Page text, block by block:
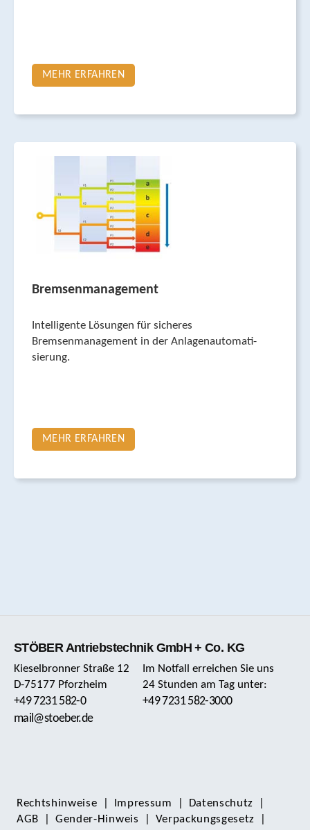
MEHR ERFAHREN
Bremsenmanagement
Intelligente Lösungen für sicheres
Bremsenmanagement in der Anlagenautomati­
sierung.
MEHR ERFAHREN
STÖBER Antriebstechnik GmbH + Co. KG
Kieselbronner Straße 12
D-75177 Pforzheim
+49 7231 582-0
mail@stoeber.de
Im Notfall erreichen Sie uns
24 Stunden am Tag unter:
+49 7231 582-3000
Rechts­hinweise Impressum Daten­schutz
AGB
Gender-Hinweis Verpackungsgesetz